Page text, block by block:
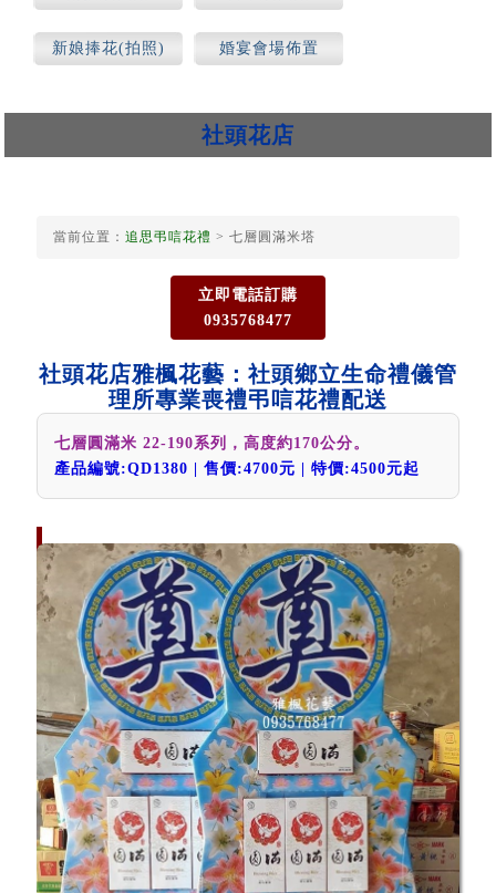
新娘捧花(拍照) 婚宴會場佈置
社頭花店
當前位置： 追思弔唁花禮 > 七層圓滿米塔
立即電話訂購
0935768477
社頭花店雅楓花藝：社頭鄉立生命禮儀管
理所專業喪禮弔唁花禮配送
七層圓滿米 22-190系列，高度約170公分。
產品編號:QD1380 | 售價:4700元 | 特價:4500元起